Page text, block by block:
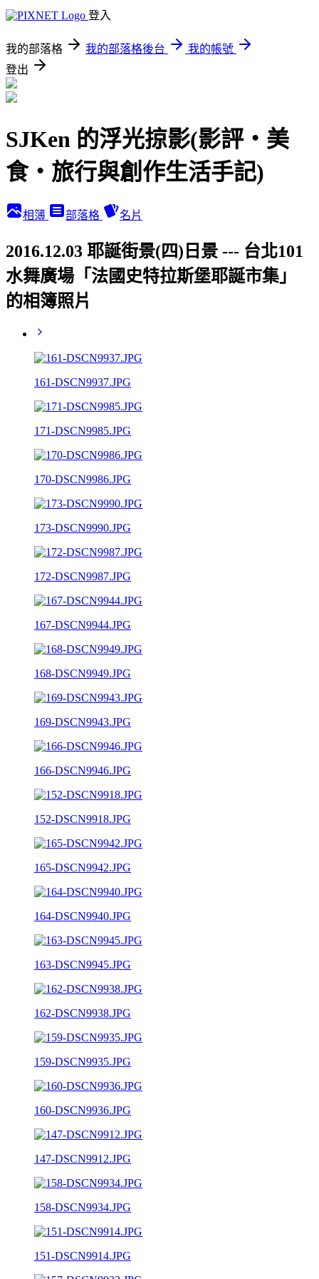
登入
我的部落格 我的部落格後台
我的帳號
登出
SJKen 的浮光掠影(影評‧美
食‧旅行與創作生活手記)
相簿 部落格 名片
2016.12.03 耶誕街景(四)日景 --- 台北101
水舞廣場「法國史特拉斯堡耶誕市集」
的相簿照片
161-DSCN9937.JPG
171-DSCN9985.JPG
170-DSCN9986.JPG
173-DSCN9990.JPG
172-DSCN9987.JPG
167-DSCN9944.JPG
168-DSCN9949.JPG
169-DSCN9943.JPG
166-DSCN9946.JPG
152-DSCN9918.JPG
165-DSCN9942.JPG
164-DSCN9940.JPG
163-DSCN9945.JPG
162-DSCN9938.JPG
159-DSCN9935.JPG
160-DSCN9936.JPG
147-DSCN9912.JPG
158-DSCN9934.JPG
151-DSCN9914.JPG